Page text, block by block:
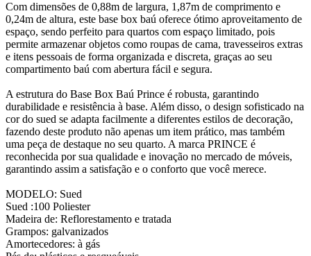
Com dimensões de 0,88m de largura, 1,87m de comprimento e
0,24m de altura, este base box baú oferece ótimo aproveitamento de
espaço, sendo perfeito para quartos com espaço limitado, pois
permite armazenar objetos como roupas de cama, travesseiros extras
e itens pessoais de forma organizada e discreta, graças ao seu
compartimento baú com abertura fácil e segura.
A estrutura do Base Box Baú Prince é robusta, garantindo
durabilidade e resistência à base. Além disso, o design sofisticado na
cor do sued se adapta facilmente a diferentes estilos de decoração,
fazendo deste produto não apenas um item prático, mas também
uma peça de destaque no seu quarto. A marca PRINCE é
reconhecida por sua qualidade e inovação no mercado de móveis,
garantindo assim a satisfação e o conforto que você merece.
MODELO: Sued
Sued :100 Poliester
Madeira de: Reflorestamento e tratada
Grampos: galvanizados
Amortecedores: à gás